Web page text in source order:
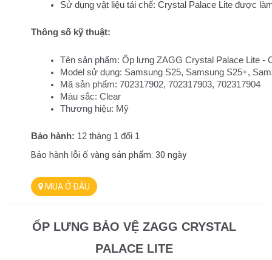
Sử dụng vật liệu tái chế: Crystal Palace Lite được
Thông số kỹ thuật:
Tên sản phẩm: Ốp lưng ZAGG Crystal Palace Lite
Model sử dụng: Samsung S25, Samsung S25+,
Mã sản phẩm: 702317902, 702317903, 702317904
Màu sắc: Clear
Thương hiệu: Mỹ
Bảo hành: 12 tháng 1 đổi 1
Bảo hành lỗi ố vàng sản phẩm: 30 ngày
MUA Ở ĐÂU
ỐP LƯNG BẢO VỆ ZAGG CRYSTAL
PALACE LITE